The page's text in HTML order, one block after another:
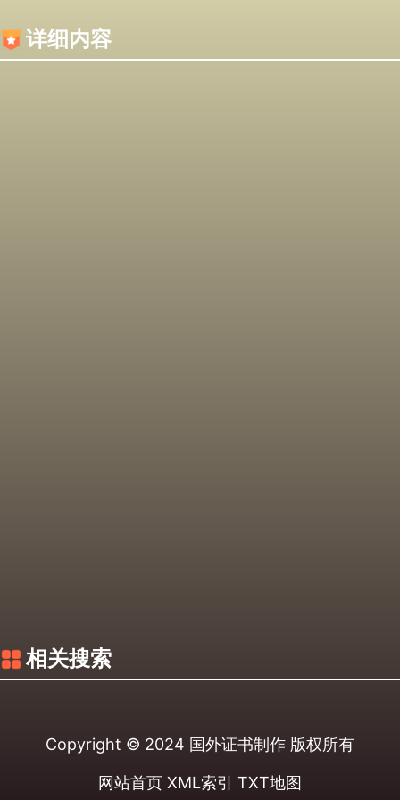
详细内容
相关搜索
Copyright © 2024 国外证书制作 版权所有
网站首页 XML索引 TXT地图